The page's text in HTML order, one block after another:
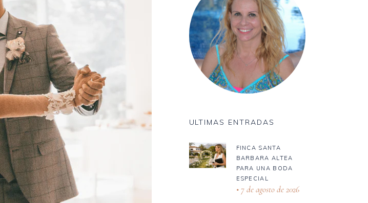
ULTIMAS ENTRADAS
FINCA SANTA
BARBARA ALTEA
PARA UNA BODA
ESPECIAL
7 de agosto de 2026